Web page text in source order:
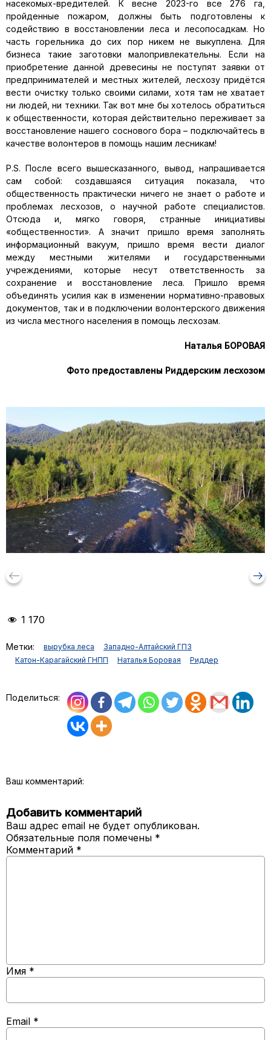
насекомых-вредителей. К весне 2023-го все 276 га,
пройденные пожаром, должны быть подготовлены к
содействию в восстановлении леса и лесопосадкам. Но
часть горельника до сих пор никем не выкуплена. Для
бизнеса такие заготовки малопривлекательны. Если на
приобретение данной древесины не поступят заявки от
предпринимателей и местных жителей, лесхозу придётся
вести очистку только своими силами, хотя там не хватает
ни людей, ни техники. Так вот мне бы хотелось обратиться
к общественности, которая действительно переживает за
восстановление нашего соснового бора – подключайтесь в
качестве волонтеров в помощь нашим лесникам!
P.S. После всего вышесказанного, вывод, напрашивается
сам собой: создавшаяся ситуация показала, что
общественность практически ничего не знает о работе и
проблемах лесхозов, о научной работе специалистов.
Отсюда и, мягко говоря, странные инициативы
«общественности». А значит пришло время заполнять
информационный вакуум, пришло время вести диалог
между местными жителями и государственными
учреждениями, которые несут ответственность за
сохранение и восстановление леса. Пришло время
объединять усилия как в изменении нормативно-правовых
документов, так и в подключении волонтерского движения
из числа местного населения в помощь лесхозам.
Наталья БОРОВАЯ
Фото предоставлены Риддерским лесхозом
keyboard_backspace arrow_right_alt
1 170
Метки: вырубка леса
Западно-Алтайский ГПЗ
Катон-Карагайский ГНПП
Наталья Боровая Риддер
Поделиться:
Ваш комментарий:
Добавить комментарий
Ваш адрес email не будет опубликован.
Обязательные поля помечены *
Комментарий *
Имя *
Email *